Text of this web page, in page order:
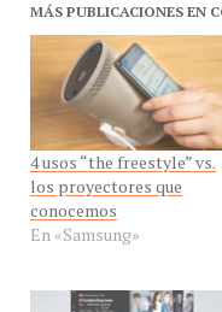
MÁS PUBLICACIONES EN
4 usos “the freestyle” vs.
los proyectores que
conocemos
En «Samsung»